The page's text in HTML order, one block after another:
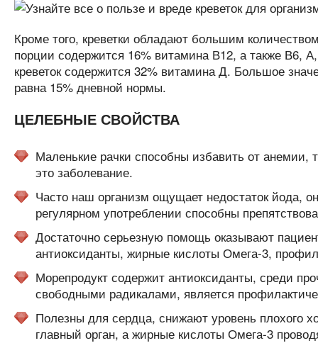
Кроме того, креветки обладают большим
порции содержится 16% витамина В12, а также В6,
креветок содержится 32% витамина Д. Большое
равна 15% дневной нормы.
ЦЕЛЕБНЫЕ СВОЙСТВА
Маленькие рачки способны избавить от анемии,
это заболевание.
Часто наш организм ощущает недостаток йода,
регулярном употреблении способны
Достаточно серьезную помощь оказывают
антиоксиданты, жирные кислоты Омега-3,
Морепродукт содержит антиоксиданты, среди
свободными радикалами, является
Полезны для сердца, снижают уровень плохого
главный орган, а жирные кислоты Омега-3